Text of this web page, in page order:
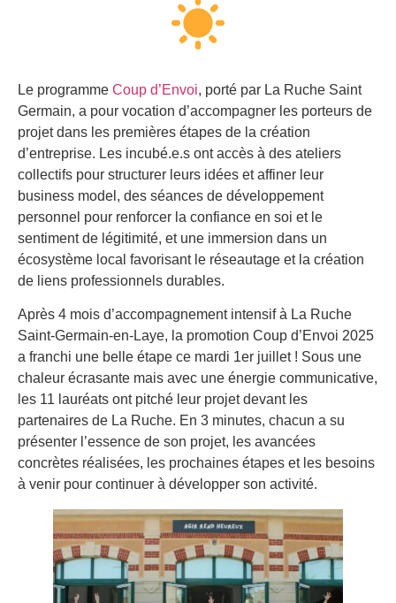
Le programme Coup d’Envoi, porté par La Ruche Saint
Germain, a pour vocation d’accompagner les porteurs de
projet dans les premières étapes de la création
d’entreprise. Les incubé.e.s ont accès à des ateliers
collectifs pour structurer leurs idées et affiner leur
business model, des séances de développement
personnel pour renforcer la confiance en soi et le
sentiment de légitimité, et une immersion dans un
écosystème local favorisant le réseautage et la création
de liens professionnels durables.
Après 4 mois d’accompagnement intensif à La Ruche
Saint-Germain-en-Laye, la promotion Coup d’Envoi 2025
a franchi une belle étape ce mardi 1er juillet ! Sous une
chaleur écrasante mais avec une énergie communicative,
les 11 lauréats ont pitché leur projet devant les
partenaires de La Ruche. En 3 minutes, chacun a su
présenter l’essence de son projet, les avancées
concrètes réalisées, les prochaines étapes et les besoins
à venir pour continuer à développer son activité.